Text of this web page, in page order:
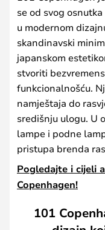
se od svog
u modernom
skandinavski
japanskom
stvoriti
funkcionalnošću.
namještaja do
središnju ulogu. U
lampe i podne
pristupa brenda
Pogledajte i cijeli
Copenhagen!
101